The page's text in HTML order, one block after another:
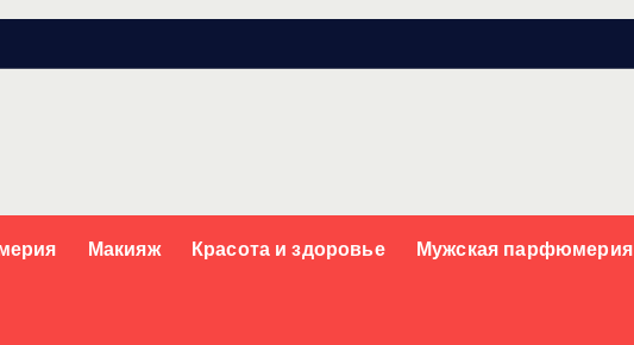
Макияж Красота и здоровье Мужская парфюмерия